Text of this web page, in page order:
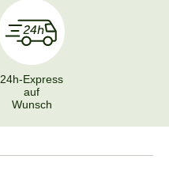
24h-Express
auf
Wunsch